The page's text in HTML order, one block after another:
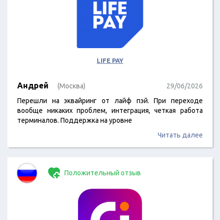
LIFE PAY
Андрей (Москва)
29/06/2026
Перешли на эквайринг от лайф пэй. При переходе
вообще никаких проблем, интеграция, четкая работа
терминалов. Поддержка на уровне
Читать далее
Положительный отзыв